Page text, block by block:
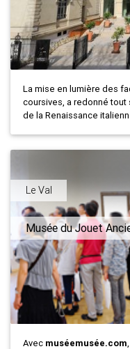
La mise en lumière des
coursives, a redonné tout
de la Renaissance
Le Val
Musée du Jouet
Avec muséemusée.com